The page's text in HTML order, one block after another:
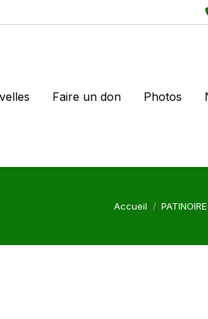
Faire un don Photos
Vous êtes ici :
Accueil